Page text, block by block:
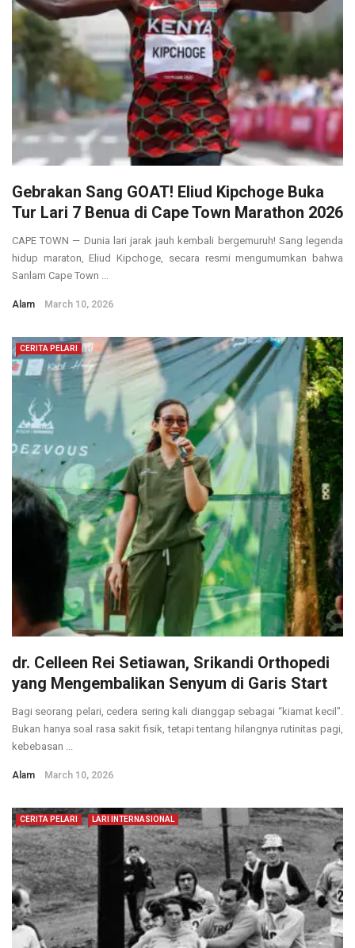
Gebrakan Sang GOAT! Eliud Kipchoge Buka
Tur Lari 7 Benua di Cape Town Marathon 2026
CAPE TOWN — Dunia lari jarak jauh kembali bergemuruh! Sang legenda
hidup maraton, Eliud Kipchoge, secara resmi mengumumkan bahwa
Sanlam Cape Town ...
Alam March 10, 2026
CERITA PELARI
dr. Celleen Rei Setiawan, Srikandi Orthopedi
yang Mengembalikan Senyum di Garis Start
Bagi seorang pelari, cedera sering kali dianggap sebagai “kiamat kecil”.
Bukan hanya soal rasa sakit fisik, tetapi tentang hilangnya rutinitas pagi,
kebebasan ...
Alam March 10, 2026
CERITA PELARI LARI INTERNASIONAL